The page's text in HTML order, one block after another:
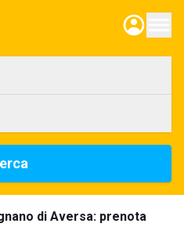
di Aversa: prenota